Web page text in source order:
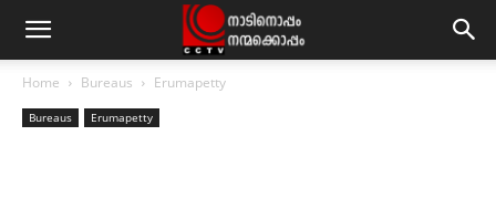
Home Bureaus Erumapetty
Bureaus Erumapetty